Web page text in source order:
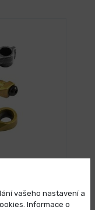
ACK
variantu
vašeho nastavení a
Informace o